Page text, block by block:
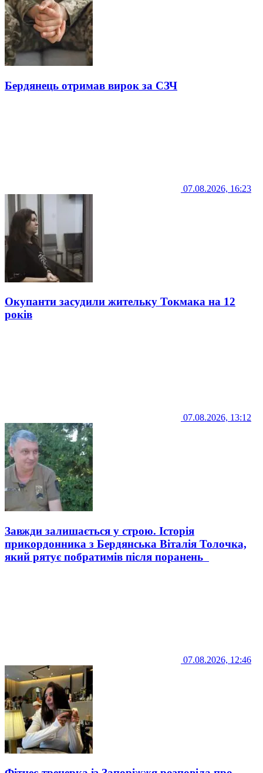
Бердянець отримав вирок за СЗЧ
07.08.2026, 16:23
Окупанти засудили жительку Токмака на 12
років
07.08.2026, 13:12
Завжди залишається у строю. Історія
прикордонника з Бердянська Віталія Толочка,
який рятує побратимів після поранень
07.08.2026, 12:46